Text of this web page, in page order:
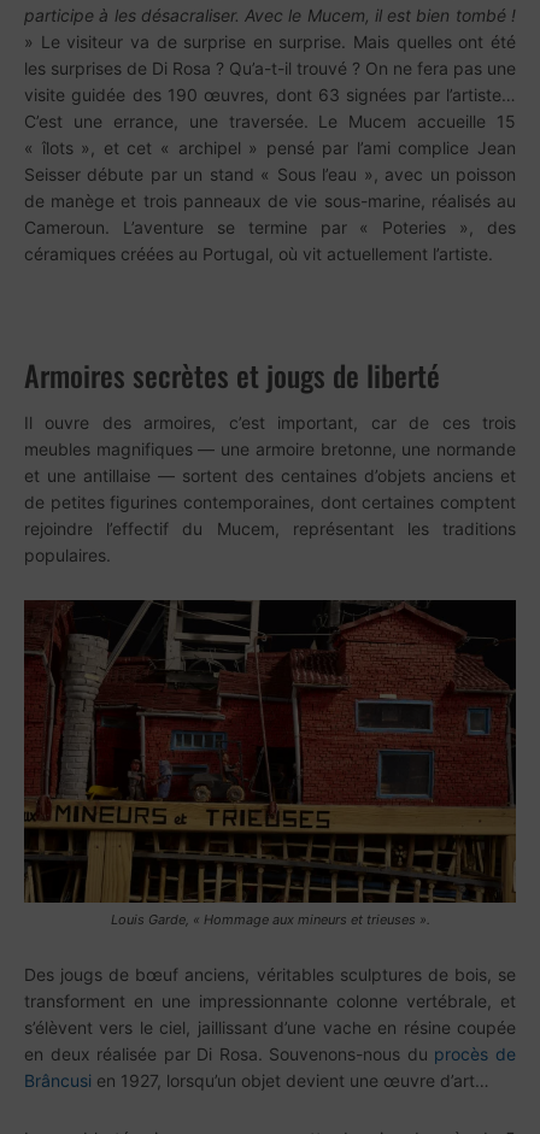
participe à les désacraliser. Avec le Mucem, il est bien tombé !
» Le visiteur va de surprise en surprise. Mais quelles ont été
les surprises de Di Rosa ? Qu’a-t-il trouvé ? On ne fera pas une
visite guidée des 190 œuvres, dont 63 signées par l’artiste…
C’est une errance, une traversée. Le Mucem accueille 15
« îlots », et cet « archipel » pensé par l’ami complice Jean
Seisser débute par un stand « Sous l’eau », avec un poisson
de manège et trois panneaux de vie sous-marine, réalisés au
Cameroun. L’aventure se termine par « Poteries », des
céramiques créées au Portugal, où vit actuellement l’artiste.
Armoires secrètes et jougs de liberté
Il ouvre des armoires, c’est important, car de ces trois
meubles magnifiques — une armoire bretonne, une normande
et une antillaise — sortent des centaines d’objets anciens et
de petites figurines contemporaines, dont certaines comptent
rejoindre l’effectif du Mucem, représentant les traditions
populaires.
Louis Garde, « Hommage aux mineurs et trieuses ».
Des jougs de bœuf anciens, véritables sculptures de bois, se
transforment en une impressionnante colonne vertébrale, et
s’élèvent vers le ciel, jaillissant d’une vache en résine coupée
en deux réalisée par Di Rosa. Souvenons-nous du procès de
Brâncusi en 1927, lorsqu’un objet devient une œuvre d’art…